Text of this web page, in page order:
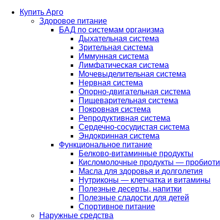
Купить Арго
Здоровое питание
БАД по системам организма
Дыхательная система
Зрительная система
Иммунная система
Лимфатическая система
Мочевыделительная система
Нервная система
Опорно-двигательная система
Пищеварительная система
Покровная система
Репродуктивная система
Сердечно-сосудистая система
Эндокринная система
Функциональное питание
Белково-витаминные продукты
Кисломолочные продукты —
Масла для здоровья и долголетия
Нутриконы — клетчатка и витамины
Полезные десерты, напитки
Полезные сладости для детей
Спортивное питание
Наружные средства